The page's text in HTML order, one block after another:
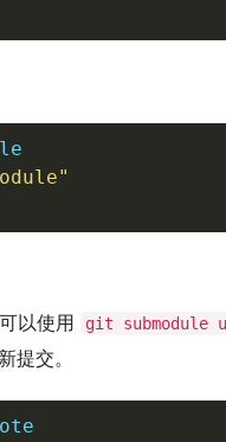
以使用 git submodule
提交。